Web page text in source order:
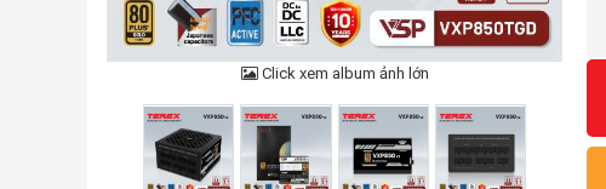
Click xem album ảnh lớn